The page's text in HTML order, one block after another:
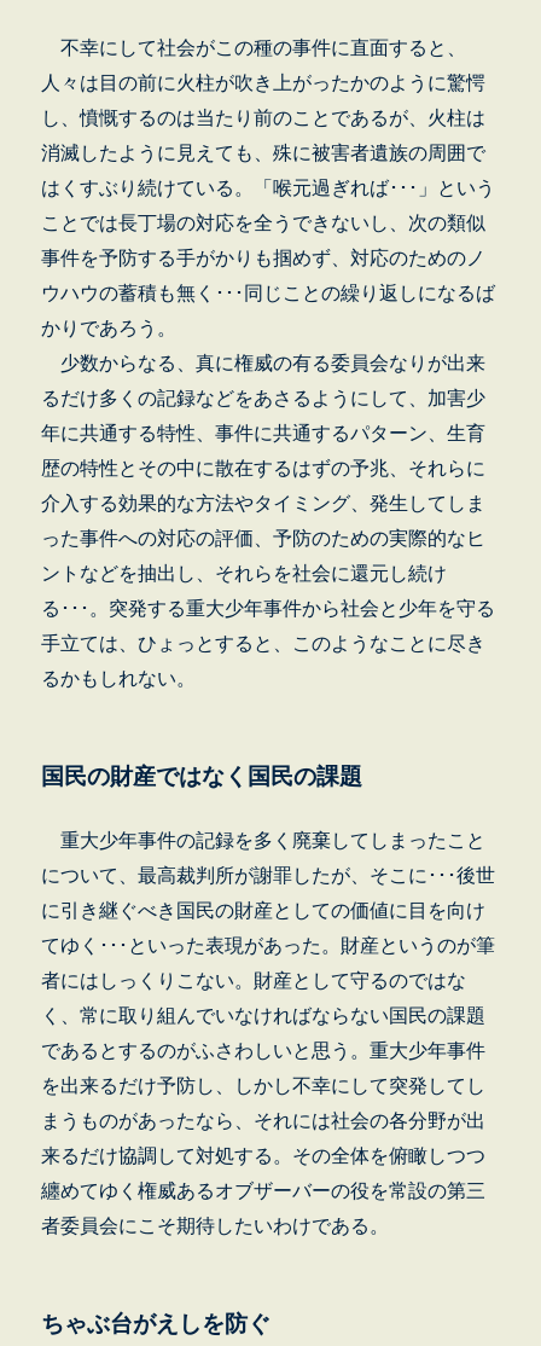
不幸にして社会がこの種の事件に直面すると、
人々は目の前に火柱が吹き上がったかのように驚愕
し、憤慨するのは当たり前のことであるが、火柱は
消滅したように見えても、殊に被害者遺族の周囲で
はくすぶり続けている。「喉元過ぎれば･･･」という
ことでは長丁場の対応を全うできないし、次の類似
事件を予防する手がかりも掴めず、対応のためのノ
ウハウの蓄積も無く･･･同じことの繰り返しになるば
かりであろう。
少数からなる、真に権威の有る委員会なりが出来
るだけ多くの記録などをあさるようにして、加害少
年に共通する特性、事件に共通するパターン、生育
歴の特性とその中に散在するはずの予兆、それらに
介入する効果的な方法やタイミング、発生してしま
った事件への対応の評価、予防のための実際的なヒ
ントなどを抽出し、それらを社会に還元し続け
る･･･。突発する重大少年事件から社会と少年を守る
手立ては、ひょっとすると、このようなことに尽き
るかもしれない。
国民の財産ではなく国民の課題
重大少年事件の記録を多く廃棄してしまったこと
について、最高裁判所が謝罪したが、そこに･･･後世
に引き継ぐべき国民の財産としての価値に目を向け
てゆく･･･といった表現があった。財産というのが筆
者にはしっくりこない。財産として守るのではな
く、常に取り組んでいなければならない国民の課題
であるとするのがふさわしいと思う。重大少年事件
を出来るだけ予防し、しかし不幸にして突発してし
まうものがあったなら、それには社会の各分野が出
来るだけ協調して対処する。その全体を俯瞰しつつ
纏めてゆく権威あるオブザーバーの役を常設の第三
者委員会にこそ期待したいわけである。
ちゃぶ台がえしを防ぐ